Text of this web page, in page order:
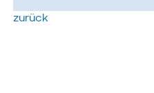
zurück